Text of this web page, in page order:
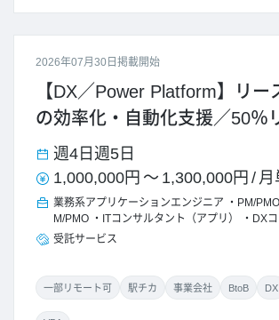
2026年07月30日掲載開始
【DX／Power Platform】リー
の効率化・自動化支援／50％
週4日 週5日
1,000,000円 ～ 1,300,000円 / 月
業務系アプリケーションエンジニア PM/
M/PMO
ITコンサルタント（アプリ）
DX
受託サービス
一部リモート可 駅チカ 事業会社 BtoB DX